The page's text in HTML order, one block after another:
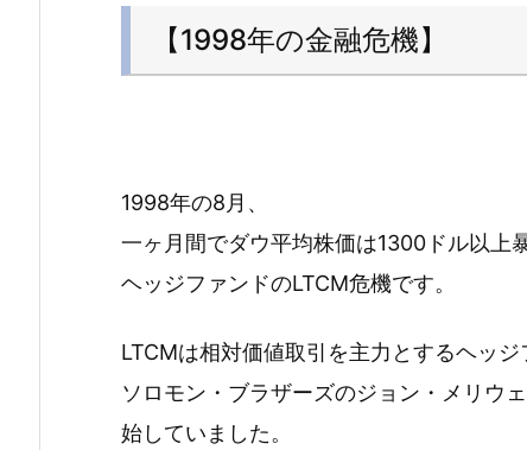
【1998年の金融危機】
1998年の8月、
一ヶ月間でダウ平均株価は1300ドル以上
ヘッジファンドのLTCM危機です。
LTCMは相対価値取引を主力とするヘッジ
ソロモン・ブラザーズのジョン・メリウ
始していました。